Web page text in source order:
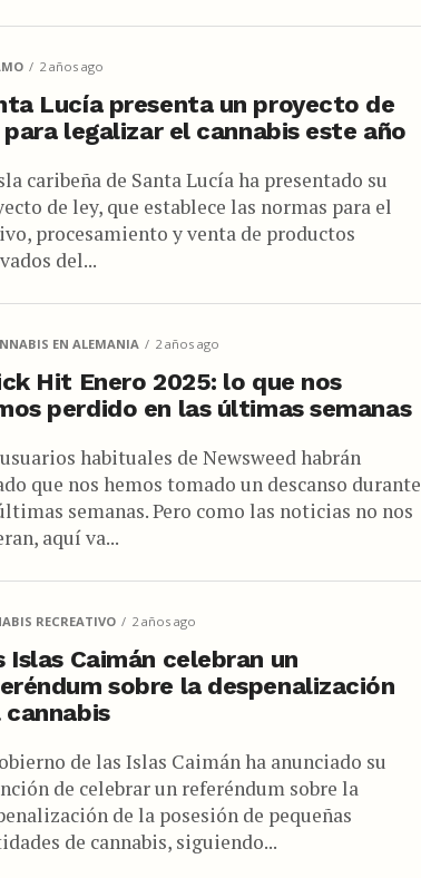
2 años ago
Lucía presenta un proyecto de
para legalizar el cannabis este año
caribeña de Santa Lucía ha presentado su
de ley, que establece las normas para el
procesamiento y venta de productos
del...
EN ALEMANIA 2 años ago
Hit Enero 2025: lo que nos
perdido en las últimas semanas
habituales de Newsweed habrán
que nos hemos tomado un descanso durante
semanas. Pero como las noticias no nos
aquí va...
RECREATIVO 2 años ago
Islas Caimán celebran un
sobre la despenalización
cannabis
de las Islas Caimán ha anunciado su
de celebrar un referéndum sobre la
de la posesión de pequeñas
de cannabis, siguiendo...